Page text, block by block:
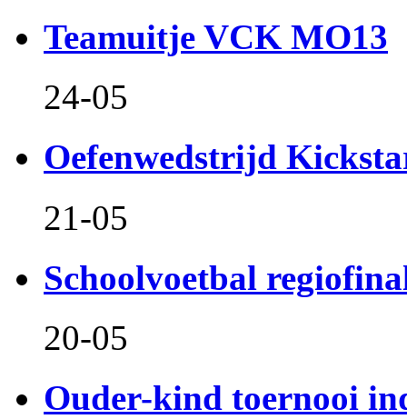
Teamuitje VCK MO13
24-05
Oefenwedstrijd
21-05
Schoolvoetbal
20-05
Ouder-kind toernooi